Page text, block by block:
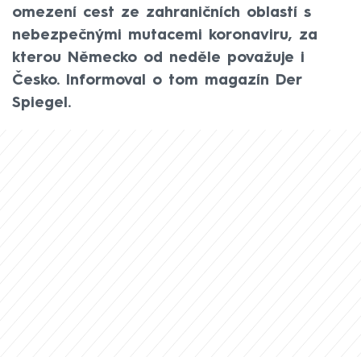
omezení cest ze zahraničních oblastí s
nebezpečnými mutacemi koronaviru, za
kterou Německo od neděle považuje i
Česko. Informoval o tom magazín Der
Spiegel.